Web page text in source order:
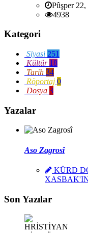
Pûşper
4938
Kategori
Siyasi 251
Kültür 18
Tarih 34
Röportaj 0
Dosya 3
Yazalar
Aso Zagrosî
KÜRD
Son Yazılar